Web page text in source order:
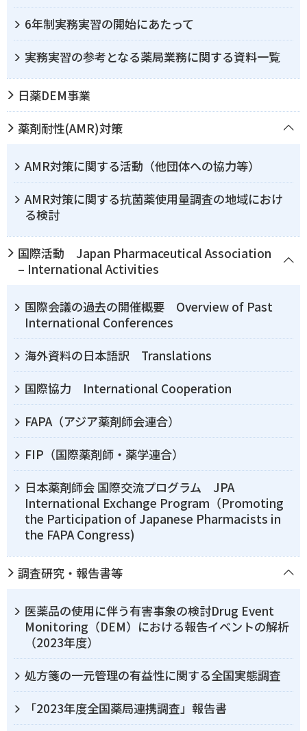
6年制実務実習の開始にあたって
実務実習の参考となる薬局業務に関する資料一覧
日薬DEM事業
薬剤耐性(AMR)対策
AMR対策に関する活動（他団体への協力等）
AMR対策に関する抗菌薬使用量調査の地域におけ
る検討
国際活動 Japan Pharmaceutical Association
– International Activities
国際会議の過去の開催概要 Overview of Past
International Conferences
海外資料の日本語訳 Translations
国際協力 International Cooperation
FAPA（アジア薬剤師会連合）
FIP（国際薬剤師・薬学連合）
日本薬剤師会 国際交流プログラム JPA
International Exchange Program（Promoting
the Participation of Japanese Pharmacists in
the FAPA Congress)
調査研究・報告書等
医薬品の使用に伴う有害事象の検討Drug Event
Monitoring（DEM）における報告イベントの解析
（2023年度）
処方箋の一元管理の有益性に関する全国実態調査
「2023年度全国薬局連携調査」報告書